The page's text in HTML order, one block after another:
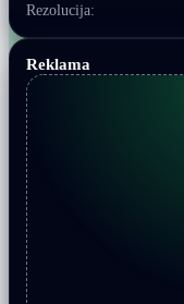
Rezolucija:
Reklama